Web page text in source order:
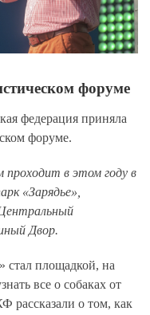
форуме
федерация приняла
форуме.
проходит в этом году в
«Зарядье»,
Двор.
площадкой, на
все о собаках от
рассказали о том, как